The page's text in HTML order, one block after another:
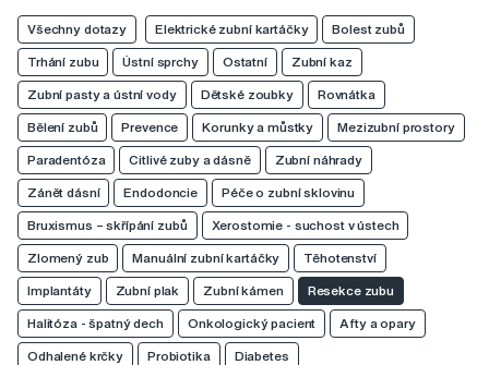
Všechny dotazy Elektrické zubní kartáčky Bolest zubů
Trhání zubu Ústní sprchy Ostatní Zubní kaz
Zubní pasty a ústní vody Dětské zoubky Rovnátka
Bělení zubů Prevence Korunky a můstky Mezizubní prostory
Paradentóza Citlivé zuby a dásně Zubní náhrady
Zánět dásní Endodoncie Péče o zubní sklovinu
Bruxismus – skřípání zubů Xerostomie - suchost v ústech
Zlomený zub Manuální zubní kartáčky Těhotenství
Implantáty Zubní plak Zubní kámen Resekce zubu
Halitóza - špatný dech Onkologický pacient Afty a opary
Odhalené krčky Probiotika Diabetes